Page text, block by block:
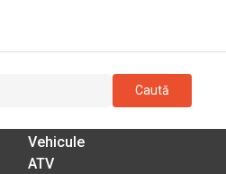
Caută
Vehicule
ATV